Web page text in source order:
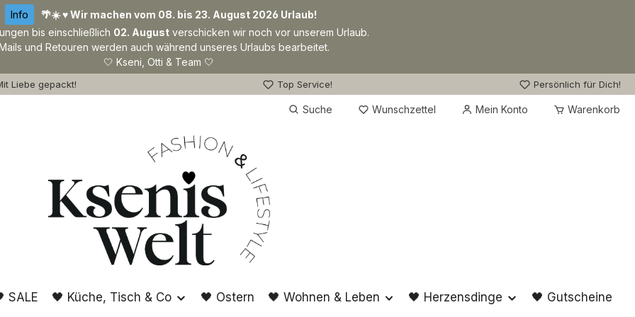
Info
🌴☀️ ♥ Wir machen vom 08. bis 23. August 2026 Urlaub!
bis einschließlich 02. August verschicken wir noch vor unserem Urlaub.
und Retouren werden auch während unseres Urlaubs bearbeitet.
🤍 Kseni, Otti & Team 🤍
Liebe gepackt! Top Service! Persönlich für Dich!
Suche Wunschzettel Du hast 0 Produkte auf dem Merkzettel
Mein Konto Warenkorb
SALE 🖤 Küche, Tisch & Co 🖤 Ostern 🖤 Wohnen & Leben 🖤 Herzensdinge 🖤 Gutscheine